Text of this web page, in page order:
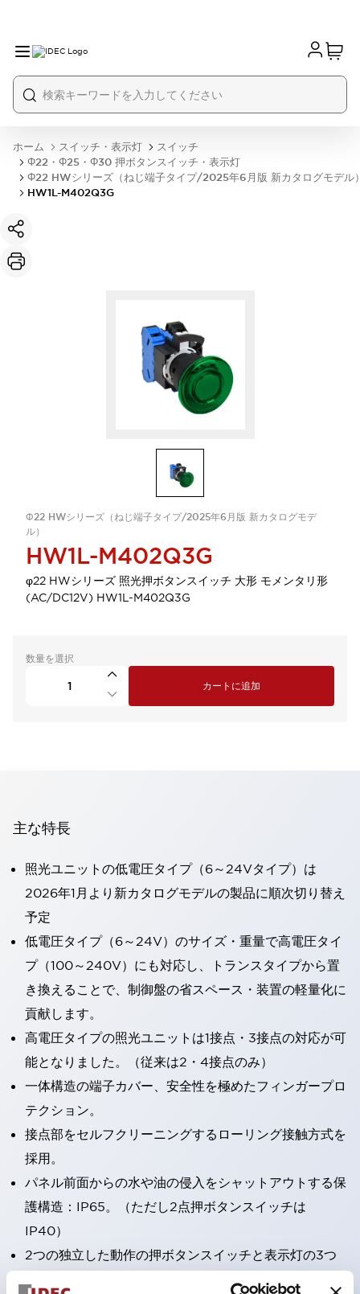
ホーム スイッチ・表示灯
スイッチ
Φ22・Φ25・Φ30 押ボタンスイッチ・表示灯
Φ22 HWシリーズ（ねじ端子タイプ/2025年6月版 新カタログモデル
HW1L-M402Q3G
Φ22 HWシリーズ（ねじ端子タイプ/2025年6月版 新カタログモデ
ル）
HW1L-M402Q3G
φ22 HWシリーズ 照光押ボタンスイッチ 大形 モメンタリ形
(AC/DC12V) HW1L-M402Q3G
数量を選択
カートに追加
主な特長
照光ユニットの低電圧タイプ（6～24Vタイプ）は
2026年1月より新カタログモデルの製品に順次切り替え
予定
低電圧タイプ（6～24V）のサイズ・重量で高電圧タイ
プ（100～240V）にも対応し、トランスタイプから置
き換えることで、制御盤の省スペース・装置の軽量化に
貢献します。
高電圧タイプの照光ユニットは1接点・3接点の対応が可
能となりました。（従来は2・4接点のみ）
一体構造の端子カバー、安全性を極めたフィンガープロ
テクション。
接点部をセルフクリーニングするローリング接触方式を
採用。
パネル前面からの水や油の侵入をシャットアウトする保
護構造：IP65。（ただし2点押ボタンスイッチは
IP40）
2つの独立した動作の押ボタンスイッチと表示灯の3つ
の機能を1つのスイッチで可能にした2点押ボタンスイッ